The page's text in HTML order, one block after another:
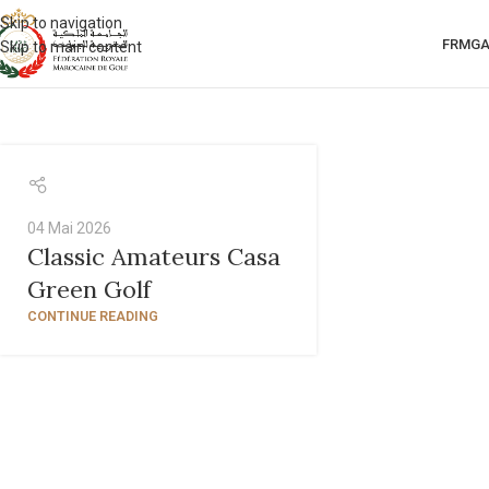
Skip to navigation
Skip to main content
FRMG
04 Mai 2026
Classic Amateurs Casa
Green Golf
CONTINUE READING